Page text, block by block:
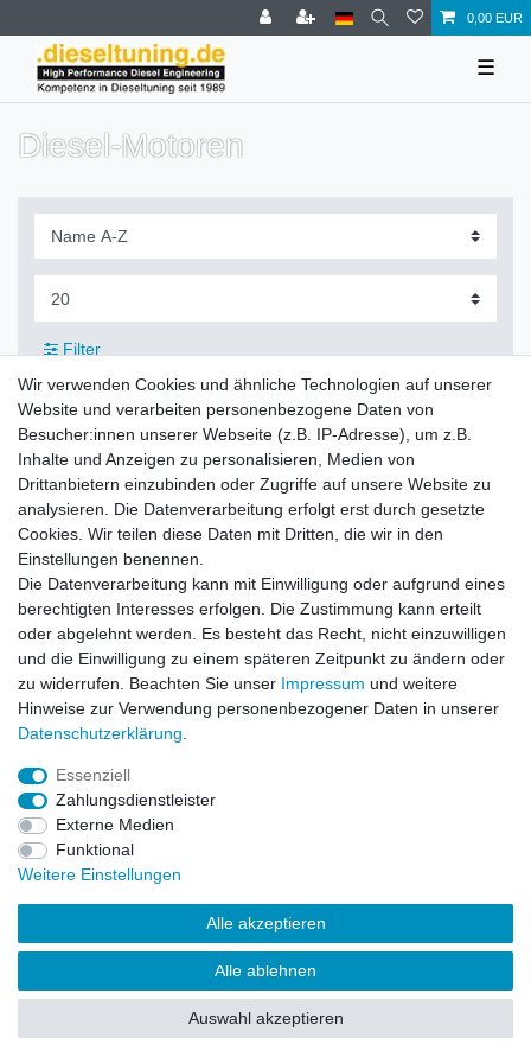
0,00 EUR
☰
Diesel-Motoren
Filter
Zahlung und Versand
Daten­schutz­erklärung
Barrierefreiheitserklärung Widerrufs­recht
Vertrag widerrufen
© Copyright 2026 | Alle Rechte vorbehalten.
Wir verwenden Cookies und ähnliche Technologien auf unserer
Website und verarbeiten personenbezogene Daten von
Besucher:innen unserer Webseite (z.B. IP-Adresse), um z.B.
Inhalte und Anzeigen zu personalisieren, Medien von
Drittanbietern einzubinden oder Zugriffe auf unsere Website zu
analysieren. Die Datenverarbeitung erfolgt erst durch gesetzte
Cookies. Wir teilen diese Daten mit Dritten, die wir in den
Einstellungen benennen.
Die Datenverarbeitung kann mit Einwilligung oder aufgrund eines
berechtigten Interesses erfolgen. Die Zustimmung kann erteilt
oder abgelehnt werden. Es besteht das Recht, nicht einzuwilligen
und die Einwilligung zu einem späteren Zeitpunkt zu ändern oder
zu widerrufen. Beachten Sie unser Impressum und weitere
Hinweise zur Verwendung personenbezogener Daten in unserer
Daten­schutz­erklärung
Essenziell
Zahlungsdienstleister
Externe Medien
Funktional
Weitere Einstellungen
Alle akzeptieren
Alle ablehnen
Auswahl akzeptieren